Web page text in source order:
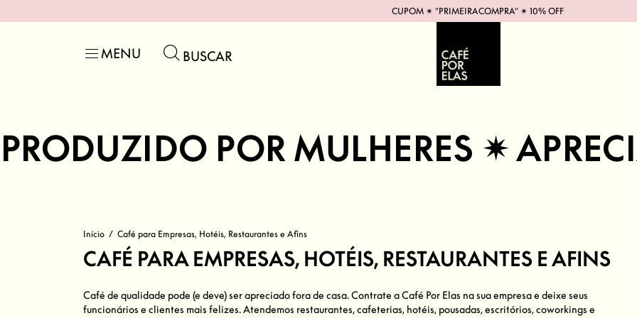
CUPOM ✴︎ "PRIMEIRACOMPRA" ✴︎ 10% OFF
MENU BUSCAR
POR MULHERES ✴︎
Início / Café para Empresas, Hotéis, Restaurantes e Afins
CAFÉ PARA EMPRESAS, HOTÉIS, RESTAURANTES E AFINS
Café de qualidade pode (e deve) ser apreciado fora de casa. Contrate a Café Por Elas na sua empresa e deixe seus
funcionários e clientes mais felizes. Atendemos restaurantes, cafeterias, hotéis, pousadas, escritórios, coworkings e